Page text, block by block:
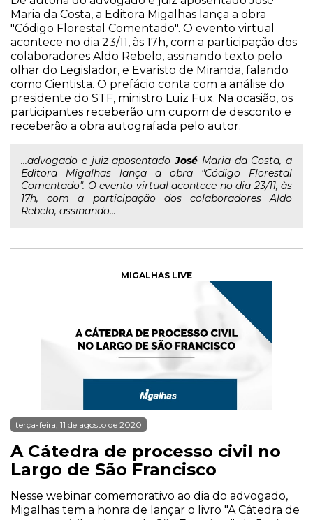
Maria da Costa, a Editora Migalhas lança a obra
"Código Florestal Comentado". O evento virtual
acontece no dia 23/11, às 17h, com a participação dos
colaboradores Aldo Rebelo, assinando texto pelo
olhar do Legislador, e Evaristo de Miranda, falando
como Cientista. O prefácio conta com a análise do
presidente do STF, ministro Luiz Fux. Na ocasião, os
participantes receberão um cupom de desconto e
receberão a obra autografada pelo autor.
...advogado e juiz aposentadoJosé Maria da Costa, a
Editora Migalhas lança a obra "Código Florestal
Comentado". O evento virtual acontece no dia 23/11, às
17h, com a participação dos colaboradores Aldo
Rebelo, assinando...
MIGALHAS LIVE
terça-feira, 11 de agosto de 2020
A Cátedra de processo civil no
Largo de São Francisco
Nesse webinar comemorativo ao dia do advogado,
Migalhas tem a honra de lançar o livro "A Cátedra de